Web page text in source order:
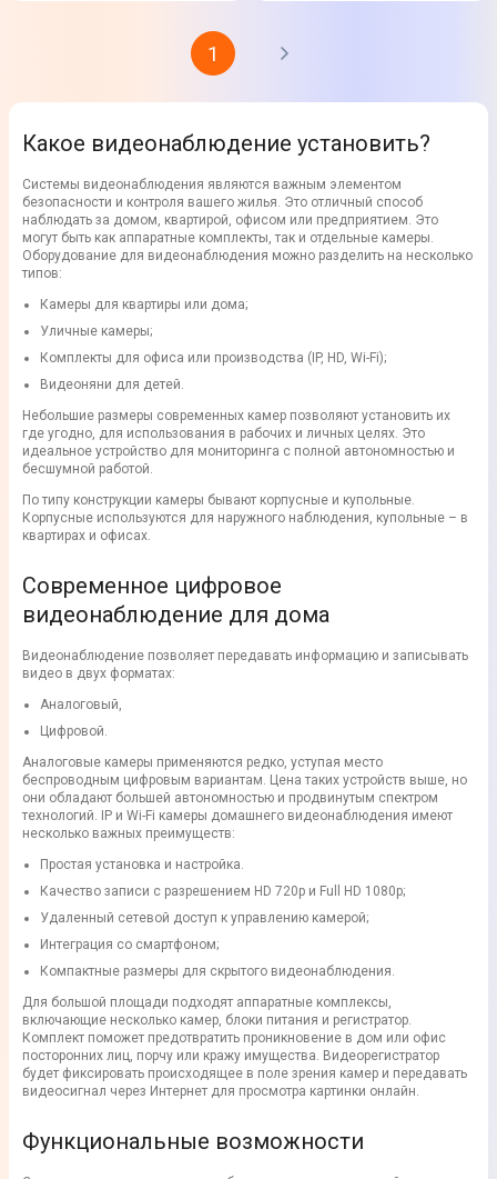
1
Какое видеонаблюдение установить?
Системы видеонаблюдения являются важным элементом
безопасности и контроля вашего жилья. Это отличный способ
наблюдать за домом, квартирой, офисом или предприятием. Это
могут быть как аппаратные комплекты, так и отдельные камеры.
Оборудование для видеонаблюдения можно разделить на несколько
типов:
Камеры для квартиры или дома;
Уличные камеры;
Комплекты для офиса или производства (IP, HD, Wi-Fi);
Видеоняни для детей.
Небольшие размеры современных камер позволяют установить их
где угодно, для использования в рабочих и личных целях. Это
идеальное устройство для мониторинга с полной автономностью и
бесшумной работой.
По типу конструкции камеры бывают корпусные и купольные.
Корпусные используются для наружного наблюдения, купольные – в
квартирах и офисах.
Современное цифровое
видеонаблюдение для дома
Видеонаблюдение позволяет передавать информацию и записывать
видео в двух форматах:
Аналоговый,
Цифровой.
Аналоговые камеры применяются редко, уступая место
беспроводным цифровым вариантам. Цена таких устройств выше, но
они обладают большей автономностью и продвинутым спектром
технологий. IP и Wi-Fi камеры домашнего видеонаблюдения имеют
несколько важных преимуществ:
Простая установка и настройка.
Качество записи с разрешением HD 720p и Full HD 1080p;
Удаленный сетевой доступ к управлению камерой;
Интеграция со смартфоном;
Компактные размеры для скрытого видеонаблюдения.
Для большой площади подходят аппаратные комплексы,
включающие несколько камер, блоки питания и регистратор.
Комплект поможет предотвратить проникновение в дом или офис
посторонних лиц, порчу или кражу имущества. Видеорегистратор
будет фиксировать происходящее в поле зрения камер и передавать
видеосигнал через Интернет для просмотра картинки онлайн.
Функциональные возможности